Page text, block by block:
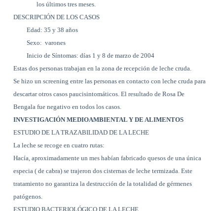
los últimos tres meses.
DESCRIPCIÓN DE LOS CASOS
Edad: 35 y 38 años
Sexo: varones
Inicio de Síntomas: días 1 y 8 de marzo de 2004
Estas dos personas trabajan en la zona de recepción de leche cruda.
Se hizo un screening entre las personas en contacto con leche cruda para
descartar otros casos paucisintomáticos. El resultado de Rosa De
Bengala fue negativo en todos los casos.
INVESTIGACIÓN MEDIOAMBIENTAL Y DE ALIMENTOS
ESTUDIO DE LA TRAZABILIDAD DE LA LECHE
La leche se recoge en cuatro rutas:
Hacía, aproximadamente un mes habían fabricado quesos de una única
especia ( de cabra) se trajeron dos cisternas de leche termizada. Este
tratamiento no garantiza la destrucción de la totalidad de gérmenes
patógenos.
ESTUDIO BACTERIOLÓGICO DE LA LECHE